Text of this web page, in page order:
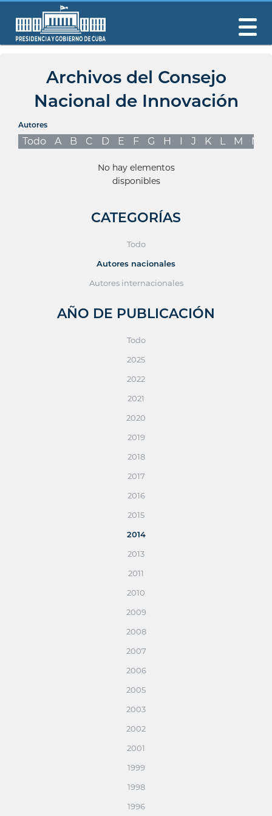
Archivos del Consejo
Nacional de Innovación
Autores
Todo A B C D E F G H I J K L M N
No hay elementos
disponibles
CATEGORÍAS
Todo
Autores nacionales
Autores internacionales
AÑO DE PUBLICACIÓN
Todo
2025
2022
2021
2020
2019
2018
2017
2016
2015
2014
2013
2011
2010
2009
2008
2007
2006
2005
2003
2002
2001
1999
1998
1996